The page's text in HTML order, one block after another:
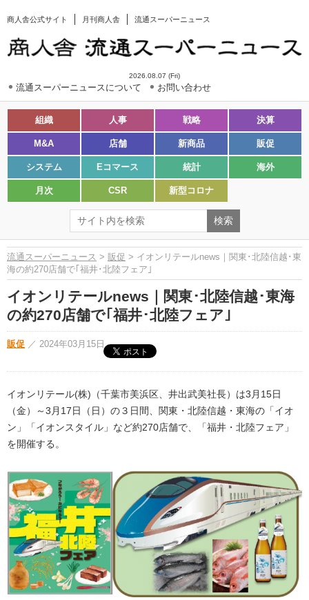
商人舎公式サイト 月刊商人舎 流通スーパーニュース
2026.08.07 (Fri)
流通スーパーニュースについて お問い合わせ
組織 人事 戦略 決算
M&A 店舗 新商品 販促
システム Eコマース 統計 海外
月次 CSR 新型コロナ
流通スーパーニュース > 販促 > イオンリテールnews｜関東･北陸信越･東
海の約270店舗で｢福井･北陸フェア｣
イオンリテールnews｜関東･北陸信越･東海
の約270店舗で｢福井･北陸フェア｣
販促 ／ 2024年03月15日
イオンリテール(株)（千葉市美浜区、井出武美社長）は3月15日
（金）～3月17日（日）の３日間、関東・北陸信越・東海の「イオ
ン」「イオンスタイル」など約270店舗で、「福井・北陸フェア」
を開催する。